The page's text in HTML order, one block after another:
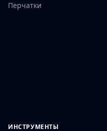
Перчатки
ИНСТРУМЕНТЫ